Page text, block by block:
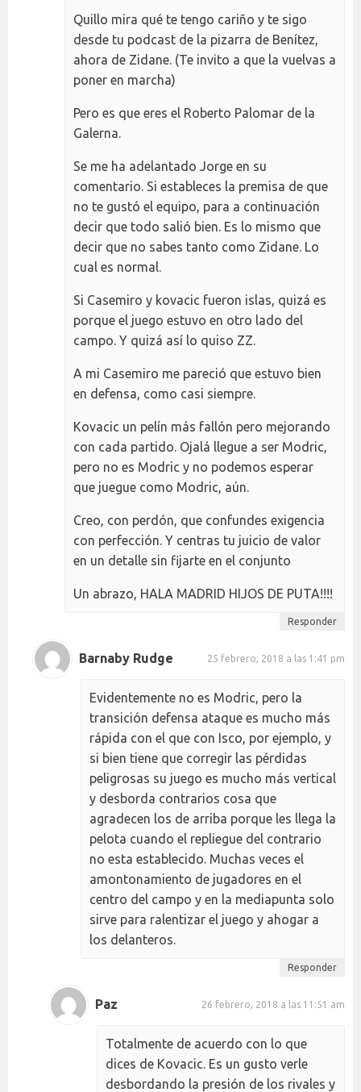
Quillo mira qué te tengo cariño y te sigo
desde tu podcast de la pizarra de Benítez,
ahora de Zidane. (Te invito a que la vuelvas a
poner en marcha)
Pero es que eres el Roberto Palomar de la
Galerna.
Se me ha adelantado Jorge en su
comentario. Si estableces la premisa de que
no te gustó el equipo, para a continuación
decir que todo salió bien. Es lo mismo que
decir que no sabes tanto como Zidane. Lo
cual es normal.
Si Casemiro y kovacic fueron islas, quizá es
porque el juego estuvo en otro lado del
campo. Y quizá así lo quiso ZZ.
A mi Casemiro me pareció que estuvo bien
en defensa, como casi siempre.
Kovacic un pelín más fallón pero mejorando
con cada partido. Ojalá llegue a ser Modric,
pero no es Modric y no podemos esperar
que juegue como Modric, aún.
Creo, con perdón, que confundes exigencia
con perfección. Y centras tu juicio de valor
en un detalle sin fijarte en el conjunto
Un abrazo, HALA MADRID HIJOS DE PUTA!!!!
Responder
Barnaby Rudge 25 febrero, 2018 a las 1:41 pm
Evidentemente no es Modric, pero la
transición defensa ataque es mucho más
rápida con el que con Isco, por ejemplo, y
si bien tiene que corregir las pérdidas
peligrosas su juego es mucho más vertical
y desborda contrarios cosa que
agradecen los de arriba porque les llega la
pelota cuando el repliegue del contrario
no esta establecido. Muchas veces el
amontonamiento de jugadores en el
centro del campo y en la mediapunta solo
sirve para ralentizar el juego y ahogar a
los delanteros.
Responder
Paz 26 febrero, 2018 a las 11:51 am
Totalmente de acuerdo con lo que
dices de Kovacic. Es un gusto verle
desbordando la presión de los rivales y